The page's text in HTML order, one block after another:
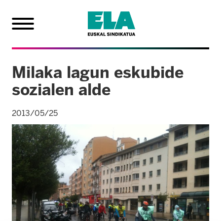
Milaka lagun eskubide
sozialen alde
2013/05/25